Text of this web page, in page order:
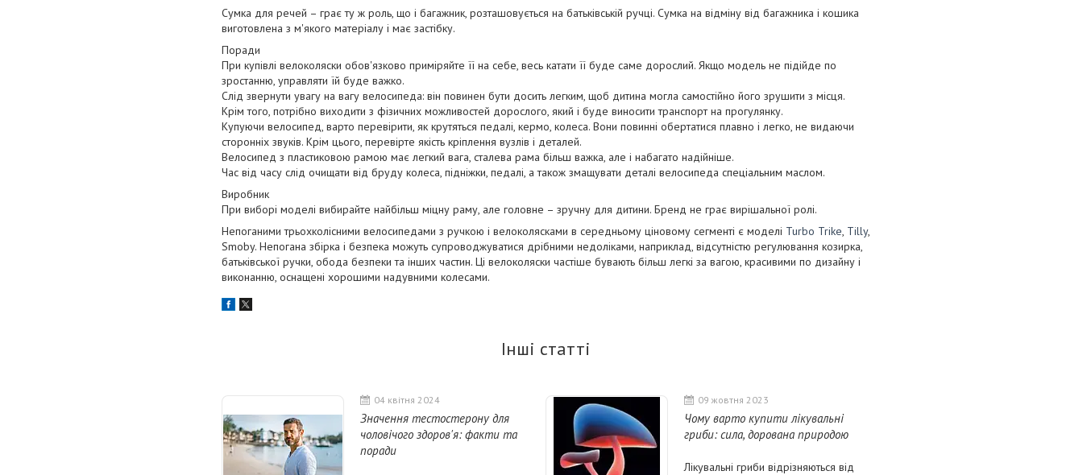
Сумка для речей – грає ту ж роль, що і багажник, розташовується на батьківській ручці. Сумка на відміну від багажника і кошика
виготовлена з м'якого матеріалу і має застібку.
Поради
При купівлі велоколяски обов'язково приміряйте її на себе, весь катати її буде саме дорослий. Якщо модель не підійде по
зростанню, управляти їй буде важко.
Слід звернути увагу на вагу велосипеда: він повинен бути досить легким, щоб дитина могла самостійно його зрушити з місця.
Крім того, потрібно виходити з фізичних можливостей дорослого, який і буде виносити транспорт на прогулянку.
Купуючи велосипед, варто перевірити, як крутяться педалі, кермо, колеса. Вони повинні обертатися плавно і легко, не видаючи
сторонніх звуків. Крім цього, перевірте якість кріплення вузлів і деталей.
Велосипед з пластиковою рамою має легкий вага, сталева рама більш важка, але і набагато надійніше.
Час від часу слід очищати від бруду колеса, підніжки, педалі, а також змащувати деталі велосипеда спеціальним маслом.
Виробник
При виборі моделі вибирайте найбільш міцну раму, але головне – зручну для дитини. Бренд не грає вирішальної ролі.
Непоганими трьохколісними велосипедами з ручкою і велоколясками в середньому ціновому сегменті є моделі Turbo Trike, Tilly,
Smoby. Непогана збірка і безпека можуть супроводжуватися дрібними недоліками, наприклад, відсутністю регулювання козирка,
батьківської ручки, обода безпеки та інших частин. Ці велоколяски частіше бувають більш легкі за вагою, красивими по дизайну і
виконанню, оснащені хорошими надувними колесами.
Інші статті
04 квітня 2024
Значення тестостерону для
чоловічого здоров'я: факти та
поради
09 жовтня 2023
Чому варто купити лікувальні
гриби: сила, дорована природою
Лікувальні гриби відрізняються від